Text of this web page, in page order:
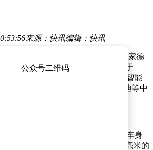
来源：快讯编辑：快讯
新入门级电动车ID. Polo，标志着这家德
化领域迈出重要一步。作为首款基于
门车型，ID. Polo以现代设计语言和智能
典Polo的品牌基因，直接对标比亚迪等中
车型。
大众最新设计的Pure Positive语言，车身
夫的经典元素与未来感细节。4053毫米的